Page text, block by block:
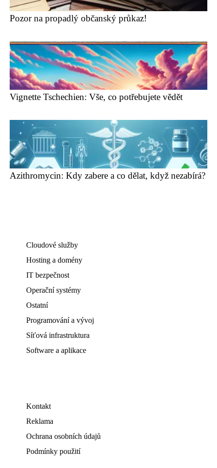
Pozor na propadlý občanský průkaz!
Vignette Tschechien: Vše, co potřebujete vědět
Azithromycin: Kdy zabere a co dělat, když nezabírá?
Cloudové služby
Hosting a domény
IT bezpečnost
Operační systémy
Ostatní
Programování a vývoj
Síťová infrastruktura
Software a aplikace
Kontakt
Reklama
Ochrana osobních údajů
Podmínky použití